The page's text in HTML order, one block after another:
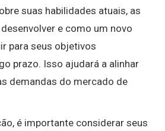
suas habilidades atuais, as
e como um novo
para seus objetivos
prazo. Isso ajudará a alinhar
demandas do mercado de
é importante considerar seus